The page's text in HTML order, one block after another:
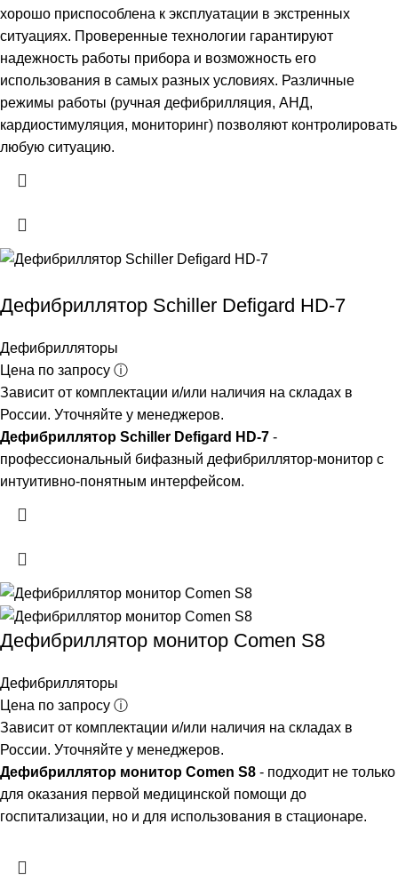
хорошо приспособлена к эксплуатации в экстренных
ситуациях. Проверенные технологии гарантируют
надежность работы прибора и возможность его
использования в самых разных условиях. Различные
режимы работы (ручная дефибрилляция, АНД,
кардиостимуляция, мониторинг) позволяют контролировать
любую ситуацию.
Дефибриллятор Schiller Defigard HD-7
Дефибрилляторы
Цена по запросу ⓘ
Зависит от комплектации и/или наличия на складах в
России. Уточняйте у менеджеров.
Дефибриллятор Schiller Defigard HD-7 -
профессиональный бифазный дефибриллятор-монитор с
интуитивно-понятным интерфейсом.
Дефибриллятор монитор Comen S8
Дефибрилляторы
Цена по запросу ⓘ
Зависит от комплектации и/или наличия на складах в
России. Уточняйте у менеджеров.
Дефибриллятор монитор Comen S8 - подходит не только
для оказания первой медицинской помощи до
госпитализации, но и для использования в стационаре.